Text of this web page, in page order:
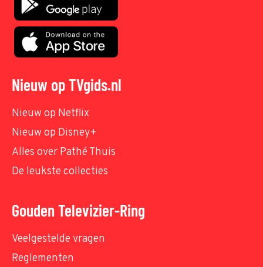
Nieuw op TVgids.nl
Nieuw op Netflix
Nieuw op Disney+
Alles over Pathé Thuis
De leukste collecties
Gouden Televizier-Ring
Veelgestelde vragen
Reglementen